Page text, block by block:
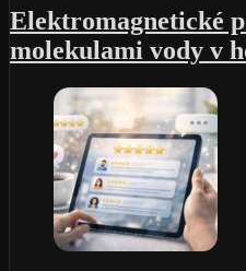
Elektromagnetické
molekulami vody v